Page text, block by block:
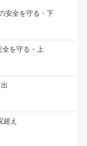
安全を守る・下
を守る・上
超え